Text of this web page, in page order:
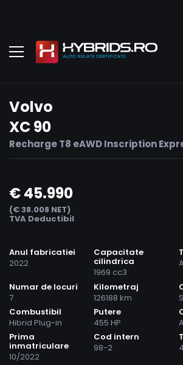
Volvo
XC 90
Recharge T8 eAWD Inscription
€ 45.990
(€ 38.008 NET)
TVA Deductibil
Anul fabricatiei
2022
Capacitate
cilindrica
1969 cc3
Numar de locuri
7
Kilometraj
126188 km
Combustibil
Hibrid Plug-in
Putere
455 HP
Prima
inmatriculare
10/2022
Cod intern
98-2